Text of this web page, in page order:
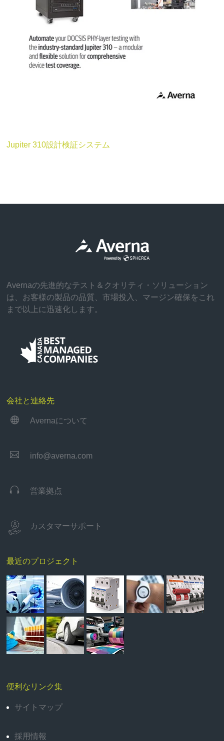
Jupiter 310設計検証システム
Avernaの先進的なテスト＆クオリティ・ソリューション
は、お客様の製品の品質、市場投入、マージン確保をこれ
まで以上に迅速化します。
会社と連絡先
 Avernaについて
 info@averna.com
 営業拠点
カスタマーサポート
最近のプロジェクト
便利なリンク集
サイトマップ
採用情報